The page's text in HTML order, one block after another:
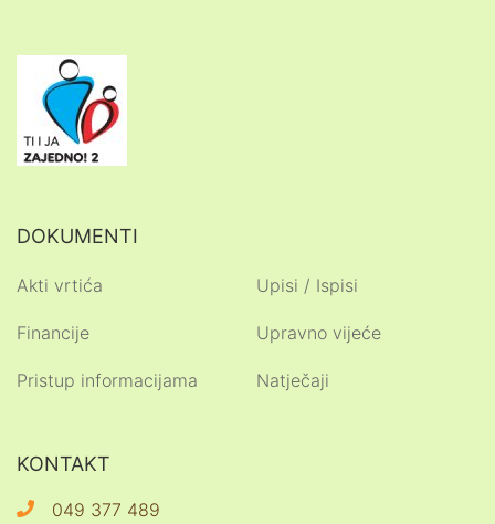
DOKUMENTI
Akti vrtića
Financije
Pristup informacijama
Upisi / Ispisi
Upravno vijeće
Natječaji
KONTAKT
049 377 489